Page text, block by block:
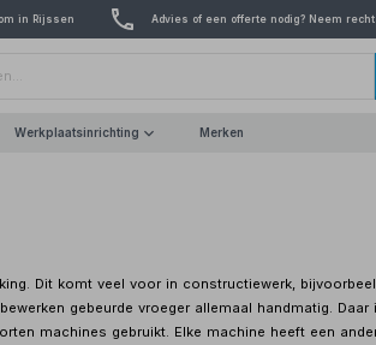
in Rijssen Advies of een offerte nodig? Neem
Werkplaatsinrichting Merken
Dit komt veel voor in constructiewerk,
gebeurde vroeger allemaal handmatig.
machines gebruikt. Elke machine heeft een